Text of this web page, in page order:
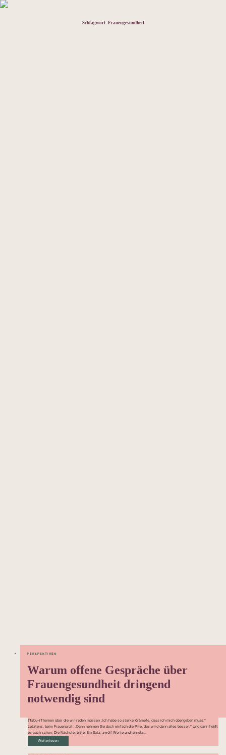
Schlagwort: Frauengesundheit
PERSPEKTIVEN
Warum offene Gespräche über
Frauengesundheit dringend
notwendig sind
(Tabu-)Themen über die wir reden müssen „Ich habe so starke Krämpfe, dass ich mich übergeben muss.“
Letztens, beim Frauenarzt: „Dann nehmen Sie doch einfach die Pille, das wird dann alles besser.“ Und dann heißt
es auch schon: Die Nächste, bitte. Ein Satz, zwölf Worte und jahrela...
Weiterlesen